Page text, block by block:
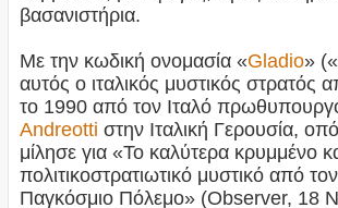
βασανιστήρια.
Με την κωδική ονομασία «Gladio»
αυτός ο ιταλικός μυστικός στρατός
το 1990 από τον Ιταλό
Andreotti στην Ιταλική Γερουσία,
μίλησε για «Το καλύτερα κρυμμένο
πολιτικοστρατιωτικό μυστικό από
Παγκόσμιο Πόλεμο» (Observer, 18